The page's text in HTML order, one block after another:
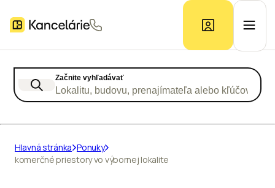
Prieskum trhu
Začnite vyhľadávať
Lokalitu, budovu, prenajímateľa alebo kľúčové
Hlavná stránka Ponuky
komerčné priestory vo výbornej lokalite